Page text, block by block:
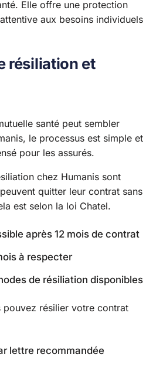
Elle offre une protection
aux besoins individuels
résiliation et
santé peut sembler
le processus est simple et
pour les assurés.
chez Humanis sont
quitter leur contrat sans
est selon la loi Chatel.
après 12 mois de contrat
à respecter
de résiliation disponibles
pouvez résilier votre contrat
lettre recommandée